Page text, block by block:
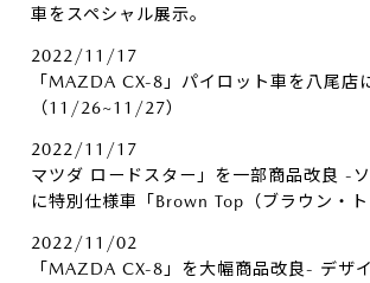
車をスペシャル展示。
2022/11/17
「MAZDA CX-8」パイロット車を八尾店
（11/26~11/27）
2022/11/17
マツダ ロードスター」を一部商品改良 -
に特別仕様車「Brown Top（ブラウン・
2022/11/02
「MAZDA CX-8」を大幅商品改良- デザ